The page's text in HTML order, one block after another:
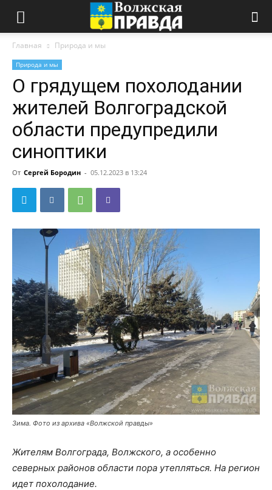
Главная Природа и мы
Природа и мы
О грядущем похолодании
жителей Волгоградской
области предупредили
синоптики
От Сергей Бородин - 05.12.2023 в 13:24
Зима. Фото из архива «Волжской правды»
Жителям Волгограда, Волжского, а особенно
северных районов области пора утепляться. На регион
идет похолодание.